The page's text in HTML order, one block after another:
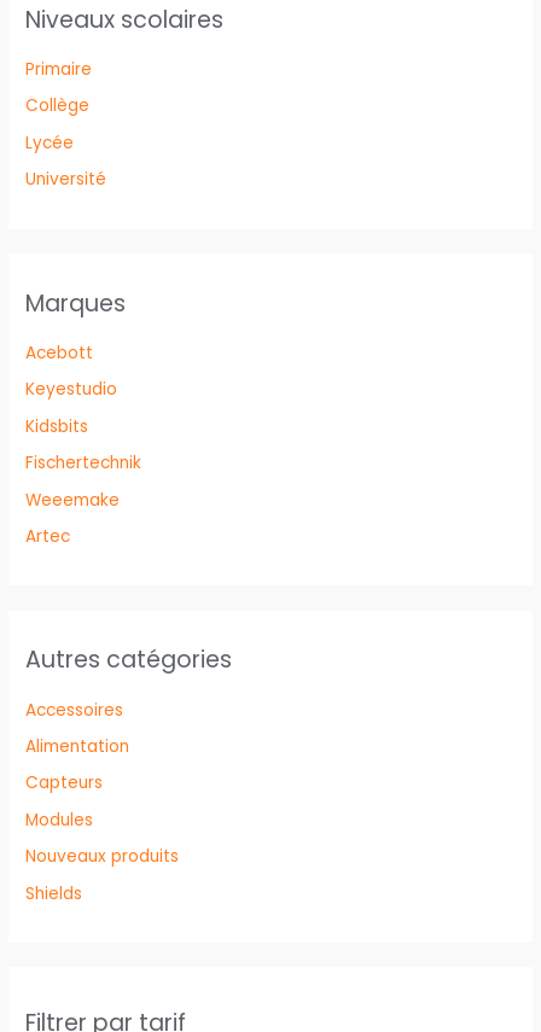
Niveaux scolaires
Primaire
Collège
Lycée
Université
Marques
Acebott
Keyestudio
Kidsbits
Fischertechnik
Weeemake
Artec
Autres catégories
Accessoires
Alimentation
Capteurs
Modules
Nouveaux produits
Shields
Filtrer par tarif